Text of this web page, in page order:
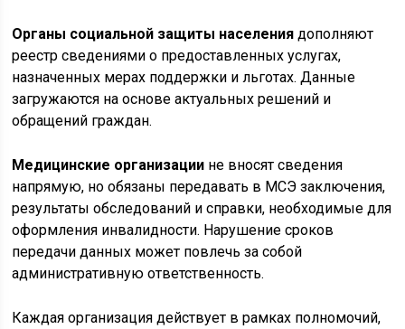
Органы социальной защиты населения дополняют
реестр сведениями о предоставленных услугах,
назначенных мерах поддержки и льготах. Данные
загружаются на основе актуальных решений и
обращений граждан.
Медицинские организации не вносят сведения
напрямую, но обязаны передавать в МСЭ заключения,
результаты обследований и справки, необходимые для
оформления инвалидности. Нарушение сроков
передачи данных может повлечь за собой
административную ответственность.
Каждая организация действует в рамках полномочий,